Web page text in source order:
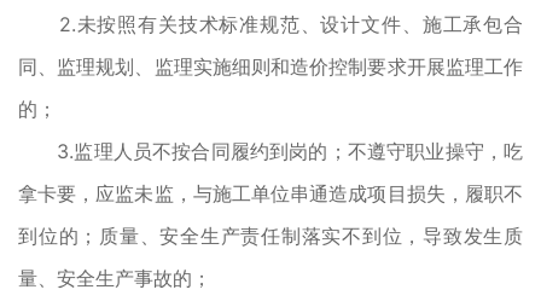
2.未按照有关技术标准规范、设计文件、施工承包合
同、监理规划、监理实施细则和造价控制要求开展监理工作
的；
3.监理人员不按合同履约到岗的；不遵守职业操守，吃
拿卡要，应监未监，与施工单位串通造成项目损失，履职不
到位的；质量、安全生产责任制落实不到位，导致发生质
量、安全生产事故的；